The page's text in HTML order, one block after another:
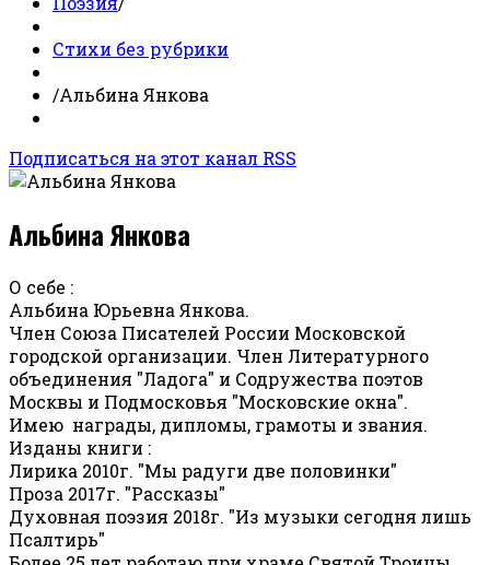
Стихи без рубрики
/Альбина Янкова
Подписаться на этот канал RSS
Альбина Янкова
О себе :
Альбина Юрьевна Янкова.
Член Союза Писателей России Московской
городской организации. Член Литературного
объединения "Ладога" и Содружества поэтов
Москвы и Подмосковья "Московские окна".
Имею награды, дипломы, грамоты и звания.
Изданы книги :
Лирика 2010г. "Мы радуги две половинки"
Проза 2017г. "Рассказы"
Духовная поэзия 2018г. "Из музыки сегодня лишь
Псалтирь"